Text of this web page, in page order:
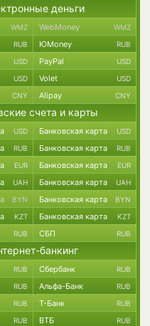
деньги
WMZ WebMoney WMZ
RUB ЮMoney RUB
USD PayPal USD
USD Volet USD
CNY Alipay CNY
счета и карты
USD Банковская карта USD
RUB Банковская карта RUB
EUR Банковская карта EUR
UAH Банковская карта UAH
BYN Банковская карта BYN
KZT Банковская карта KZT
RUB СБП RUB
банкинг
RUB Сбербанк RUB
RUB Альфа-Банк RUB
RUB Т-Банк RUB
RUB ВТБ RUB